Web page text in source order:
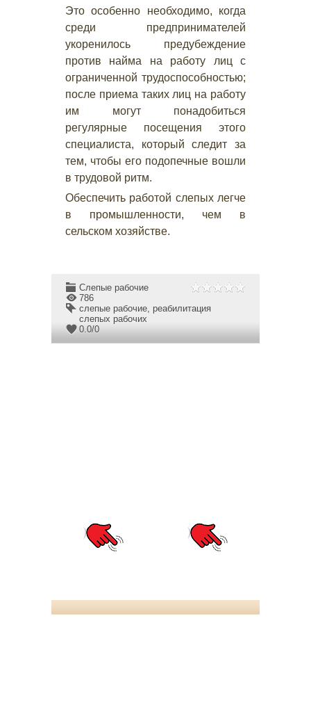
Это особенно необходимо, когда
среди предпринимателей
укоренилось предубеждение
против найма на работу лиц с
ограниченной трудоспособностью;
после приема таких лиц на работу
им могут понадобиться
регулярные посещения этого
специалиста, который следит за
тем, чтобы его подопечные вошли
в трудовой ритм.
Обеспечить работой слепых легче
в промышленности, чем в
сельском хозяйстве.
Слепые рабочие
786
слепые рабочие, реабилитация
слепых рабочих
0.0/0